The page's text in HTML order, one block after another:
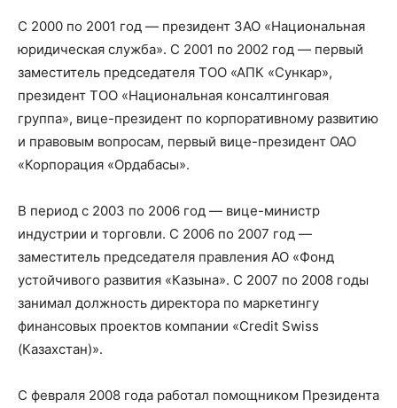
С 2000 по 2001 год — президент ЗАО «Национальная
юридическая служба». C 2001 по 2002 год — первый
заместитель председателя ТОО «АПК «Сункар»,
президент ТОО «Национальная консалтинговая
группа», вице-президент по корпоративному развитию
и правовым вопросам, первый вице-президент ОАО
«Корпорация «Ордабасы».
В период с 2003 по 2006 год — вице-министр
индустрии и торговли. С 2006 по 2007 год —
заместитель председателя правления АО «Фонд
устойчивого развития «Казына». С 2007 по 2008 годы
занимал должность директора по маркетингу
финансовых проектов компании «Credit Swiss
(Казахстан)».
С февраля 2008 года работал помощником Президента